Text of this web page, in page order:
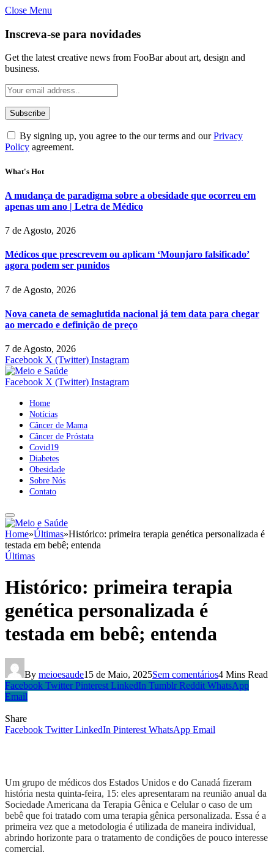
Close Menu
Inscreva-se para novidades
Get the latest creative news from FooBar about art, design and
business.
By signing up, you agree to the our terms and ourPrivacy
Policy agreement.
What's Hot
A mudança de paradigma sobre a obesidade que ocorreu em
apenas um ano | Letra de Médico
7 de Agosto, 2026
Médicos que prescrevem ou aplicam ‘Mounjaro falsificado’
agora podem ser punidos
7 de Agosto, 2026
Nova caneta de semaglutida nacional já tem data para chegar
ao mercado e definição de preço
7 de Agosto, 2026
Facebook X (Twitter) Instagram
Facebook X (Twitter) Instagram
Home
Notícias
Câncer de Mama
Câncer de Próstata
Covid19
Diabetes
Obesidade
Sobre Nós
Contato
Home»Últimas»Histórico: primeira terapia genética personalizada é
testada em bebê; entenda
Últimas
Histórico: primeira terapia
genética personalizada é
testada em bebê; entenda
By meioesaude15 de Maio, 2025Sem comentários4 Mins Read
Facebook Twitter Pinterest LinkedIn Tumblr Reddit WhatsApp
Email
Share
Facebook Twitter LinkedIn Pinterest WhatsApp Email
Um grupo de médicos dos Estados Unidos e do Canadá fizeram
história nesta quinta-feira, 15: eles apresentaram na reunião anual da
Sociedade Americana da Terapia Gênica e Celular o caso de um
bebê que foi tratado com uma terapia gênica personalizada. Essa é a
primeira vez que a metodologia é utilizada de maneira individual,
abrindo horizonte para o tratamento de condições de pouco interesse
comercial.